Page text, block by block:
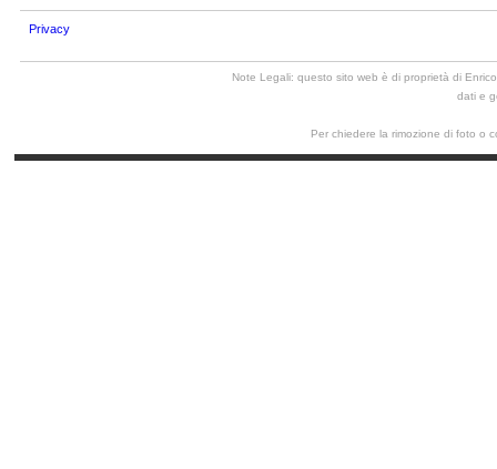
Privacy
Note Legali: questo sito web è di proprietà di
dati e
Per chiedere la rimozione di foto o